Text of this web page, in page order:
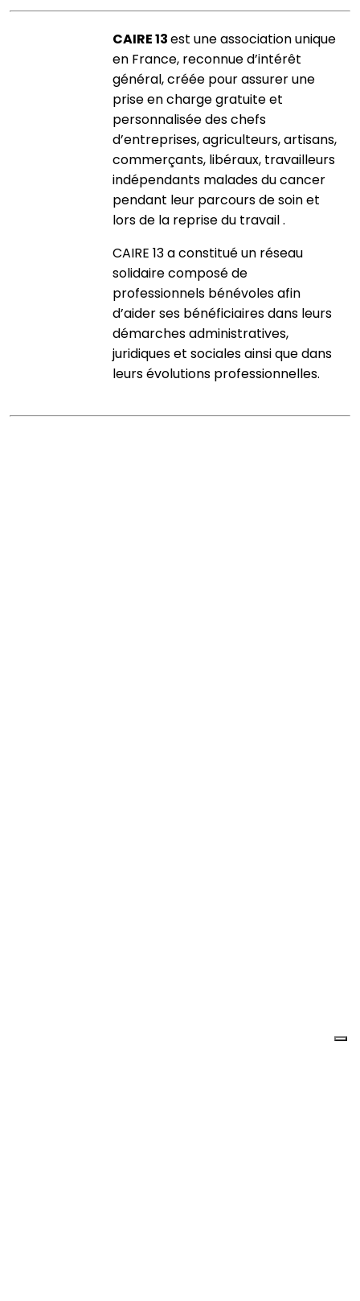
CAIRE 13est une association unique
en France, reconnue d’intérêt
général, créée pour assurer une
prise en charge gratuite et
personnalisée des chefs
d’entreprises, agriculteurs, artisans,
commerçants, libéraux, travailleurs
indépendants malades du cancer
pendant leur parcours de soin et
lors de la reprise du travail .
CAIRE 13 a constitué un réseau
solidaire composé de
professionnels bénévoles afin
d’aider ses bénéficiaires dans leurs
démarches administratives,
juridiques et sociales ainsi que dans
leurs évolutions professionnelles.